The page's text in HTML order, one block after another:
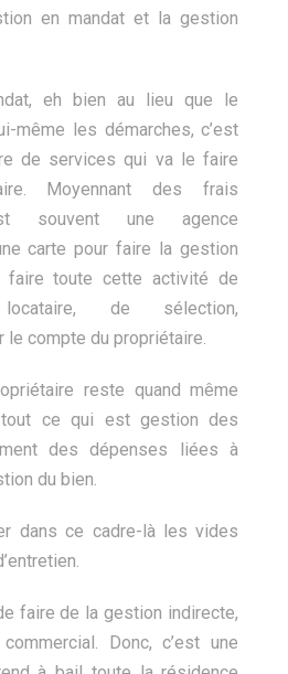
en mandat et la gestion
eh bien au lieu que le
même les démarches, c’est
de services qui va le faire
Moyennant des frais
souvent une agence
carte pour faire la gestion
faire toute cette activité de
de sélection,
le compte du propriétaire.
reste quand même
tout ce qui est gestion des
des dépenses liées à
du bien.
dans ce cadre-là les vides
faire de la gestion indirecte,
Donc, c’est une